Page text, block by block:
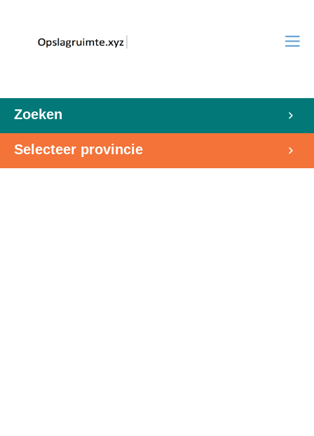
Zoeken
Selecteer provincie